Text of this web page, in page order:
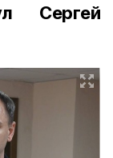
Сергей